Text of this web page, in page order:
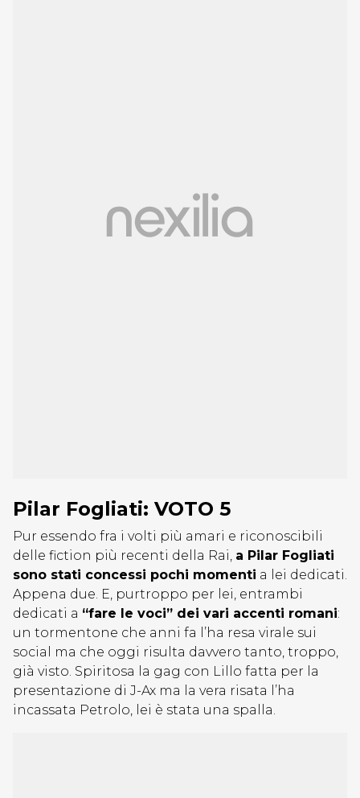
Pilar Fogliati: VOTO 5
Pur essendo fra i volti più amari e riconoscibili
delle fiction più recenti della Rai, a Pilar Fogliati
sono stati concessi pochi momenti a lei dedicati.
Appena due. E, purtroppo per lei, entrambi
dedicati a “fare le voci” dei vari accenti romani:
un tormentone che anni fa l’ha resa virale sui
social ma che oggi risulta davvero tanto, troppo,
già visto. Spiritosa la gag con Lillo fatta per la
presentazione di J-Ax ma la vera risata l’ha
incassata Petrolo, lei è stata una spalla.